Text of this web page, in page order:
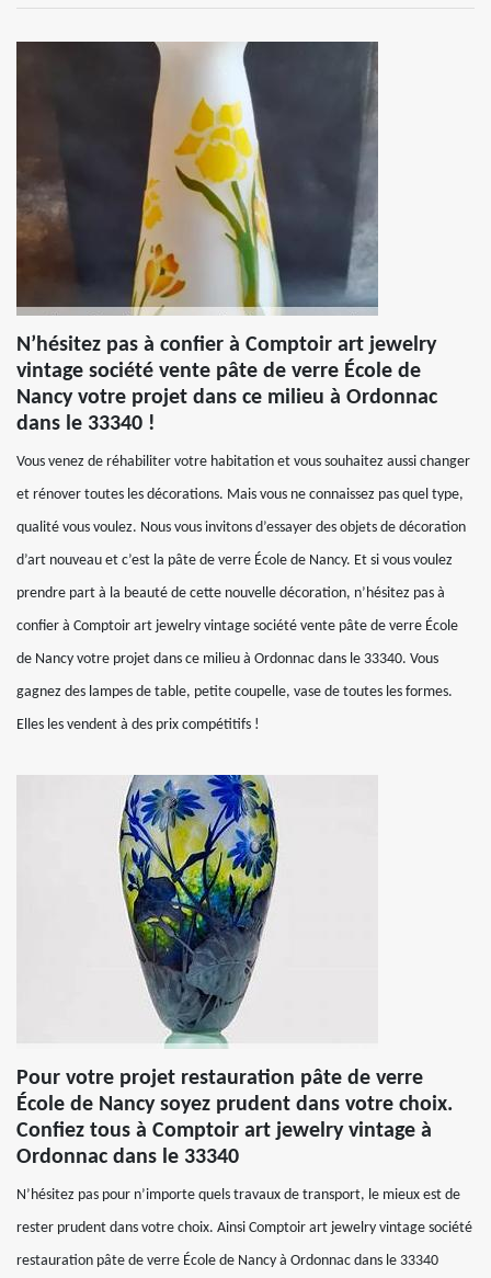
N’hésitez pas à confier à Comptoir art jewelry
vintage société vente pâte de verre École de
Nancy votre projet dans ce milieu à Ordonnac
dans le 33340 !
Vous venez de réhabiliter votre habitation et vous souhaitez aussi changer
et rénover toutes les décorations. Mais vous ne connaissez pas quel type,
qualité vous voulez. Nous vous invitons d’essayer des objets de décoration
d’art nouveau et c’est la pâte de verre École de Nancy. Et si vous voulez
prendre part à la beauté de cette nouvelle décoration, n’hésitez pas à
confier à Comptoir art jewelry vintage société vente pâte de verre École
de Nancy votre projet dans ce milieu à Ordonnac dans le 33340. Vous
gagnez des lampes de table, petite coupelle, vase de toutes les formes.
Elles les vendent à des prix compétitifs !
Pour votre projet restauration pâte de verre
École de Nancy soyez prudent dans votre choix.
Confiez tous à Comptoir art jewelry vintage à
Ordonnac dans le 33340
N’hésitez pas pour n’importe quels travaux de transport, le mieux est de
rester prudent dans votre choix. Ainsi Comptoir art jewelry vintage société
restauration pâte de verre École de Nancy à Ordonnac dans le 33340